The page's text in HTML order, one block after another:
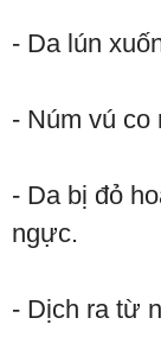
- Da lún
- Núm vú co
- Da bị đỏ
ngực.
- Dịch ra từ